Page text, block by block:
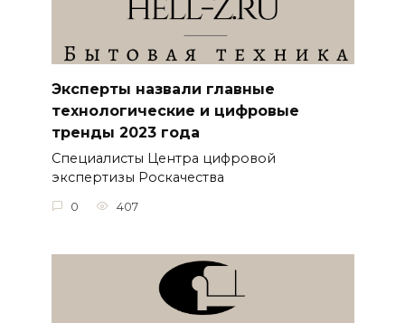
Эксперты назвали главные
технологические и цифровые
тренды 2023 года
Специалисты Центра цифровой
экспертизы Роскачества
0 407